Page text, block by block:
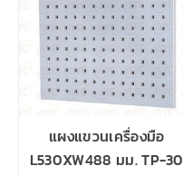
แผงแขวนเครื่องมือ
L530XW488 มม. TP-30